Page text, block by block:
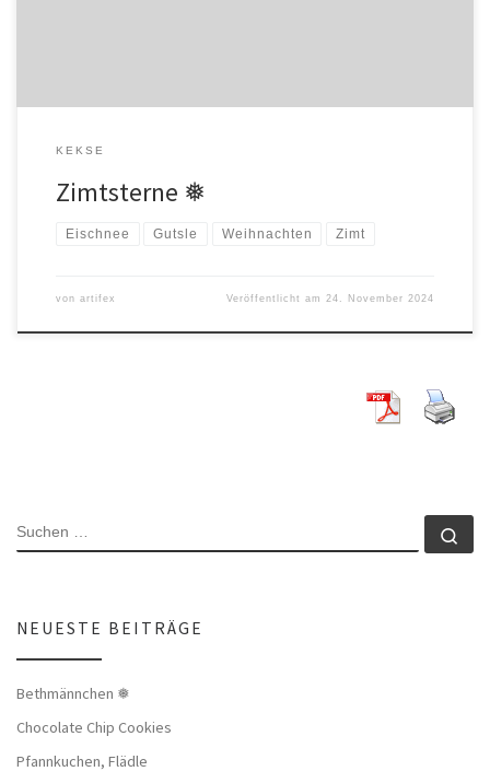
KEKSE
Zimtsterne ❅
Eischnee Gutsle Weihnachten Zimt
von artifex Veröffentlicht am 24. November 2024
SUCHE
NEUESTE BEITRÄGE
Bethmännchen ❅
Chocolate Chip Cookies
Pfannkuchen, Flädle